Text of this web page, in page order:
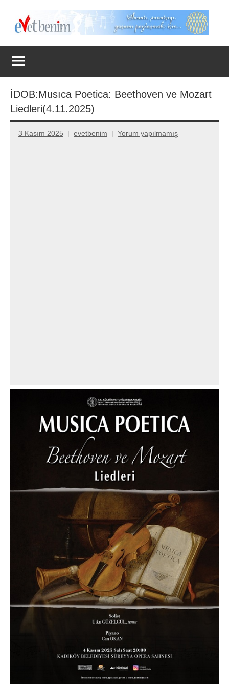
Evet
Benim
İDOB:Musıca Poetica: Beethoven ve Mozart
Liedleri(4.11.2025)
3 Kasım 2025 evetbenim Yorum yapılmamış